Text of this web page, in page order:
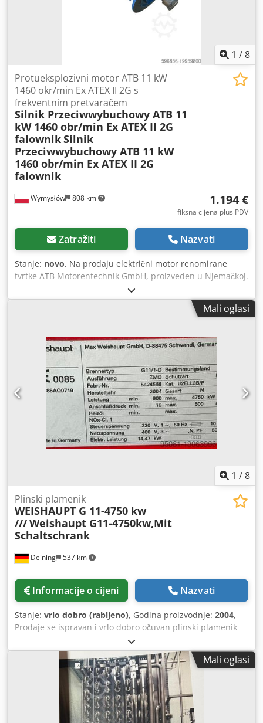
1 /8
Wymysłów 808 km
Protueksplozivni motor ATB 11 kW
1460 okr/min Ex ATEX II 2G s
frekventnim pretvaračem
Silnik Przeciwwybuchowy ATB 11
kW 1460 obr/min Ex ATEX II 2G
falownikSilnik
Przeciwwybuchowy ATB 11 kW
1460 obr/min Ex ATEX II 2G
falownik
1.194 €
fiksna cijena plus PDV
Zatražiti Nazvati
Stanje: novo, Na prodaju električni motor renomirane
tvrtke ATB Motorentechnik GmbH, proizveden u Njemačkoj.
Model CD160M-4, u protueksplozijskoj izvedbi ATEX II 2G,
prilagođen za rad s frekventnim pretvaračem. Tehnički
podaci: • Snaga: 11 kW • Tip: CD160M-4 • Napon: 400 V Δ /
vrtnje: 1460 min⁻¹ (četveropolni) • Cos φ: 0,85 • Klasa
izolacije: F • Stupanj zaštite: IP55 • Masa: 168 kg • Godina
proizvodnje: 2007 • ATEX: II 2G EEx de IIC T4 – motor za
zone ugrožene eksplozijom plina • Osovina: promjer 42
mm, višestruki utor. Cedsxbd U Eopfx Af Roha
Mali oglasi
1 /8
Deining 537 km
Plinski plamenik
WEISHAUPT G 11-4750 kw
///Weishaupt G11-4750kw,Mit
Schaltschrank
Informacije o cijeni Nazvati
Stanje: vrlo dobro (rabljeno), Godina proizvodnje: 2004,
Prodaje se ispravan i vrlo dobro očuvan plinski plamenik
marke Weishaupt, uključujući plinsku stazu (Dungs DN 80).
Chodewg Hg Repfx Af Rja 1. Plinski plamenik WEISHAUPT
G11/1-D – 4750 kW, sa upravljačkim ormarom, upravljačkim
uređajem i plinskom stazom. Snaga: 900–4750 kW Izvedba:
ZMD Godina proizvodnje: 2004
Mali oglasi